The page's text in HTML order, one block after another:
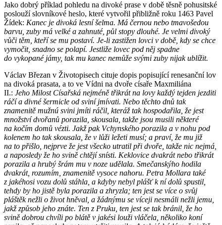
Jako dobrý příklad pohledu na divoké prase v době těsně pohusitské
poslouží slovníkové heslo, které vytvořil přibližně roku 1463 Pavel
Žídek: Kanec je divoká lesní šelma. Má černou nebo tmavošedou
barvu, zuby má velké a zahnuté, půl stopy dlouhé. Je velmi divoký
vůči těm, kteří se mu postaví. Je-li zastižen lovci v době, kdy se chce
vymočit, snadno se polapí. Jestliže lovec pod něj spadne
do vykopané jámy, tak mu kanec nemůže svými zuby nijak ublížit.
Václav Březan v Životopisech cituje dopis popisující renesanční lov
na divoká prasata, a to ve Vídni na dvoře císaře Maxmiliána
II.: Jeho Milost Císařská nejméně třikrát na lovy každý tejden jezditi
ráčí a divné šermicle od sviní jmívati. Nebo těchto dnů tak
znamenitě mužnú svini jmíti ráčil, kteráž tak hospodařila, že jest
množství dvořanů porazila, skousala, takže jsou musili některé
na kočím domů vézti. Jakž pak Vchynského porazila a v nohu pod
kolenem ho tak skousala, že v lůži ležeti musí; a praví, že mu již
na to přišlo, nejprve že jest všecko utratil při dvoře, takže nic nejmá,
a naposledy že ho svině chtějí snísti. Keklovice dvakrát nebo třikrát
porazila a hrubý šrám mu v noze udělala. Smečanskýho hodila
dvakrát, rozumím, znamenitě vysoce nahoru. Petra Mollara také
z jakéhosi vozu dolů stáhla, a kdyby nebyl plášť k ní dolů spustil,
tehdy by ho jistě byla porazila a zhryzla; ten jest se více o svůj
pláštěk nežli o život hněval, a žádnýmu se víceji nesmáli nežli jemu,
jakž způsob jeho znáte. Ten z Pruku, ten jest se tak bránil, že ho
svině dobrou chvíli po blátě v jakési louži vláčela, několiko koní